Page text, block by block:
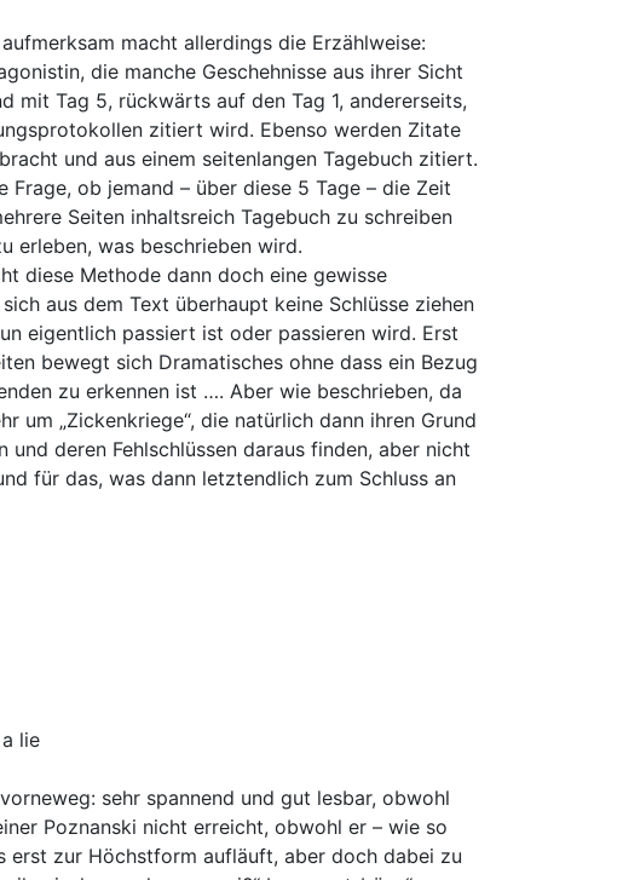
macht allerdings die Erzählweise:
die manche Geschehnisse aus ihrer Sicht
mit Tag 5, rückwärts auf den Tag 1, andererseits,
zitiert wird. Ebenso werden Zitate
und aus einem seitenlangen Tagebuch zitiert.
Frage, ob jemand – über diese 5 Tage – die Zeit
Seiten inhaltsreich Tagebuch zu schreiben
erleben, was beschrieben wird.
diese Methode dann doch eine gewisse
aus dem Text überhaupt keine Schlüsse ziehen
eigentlich passiert ist oder passieren wird. Erst
bewegt sich Dramatisches ohne dass ein Bezug
zu erkennen ist …. Aber wie beschrieben, da
um „Zickenkriege“, die natürlich dann ihren Grund
und deren Fehlschlüssen daraus finden, aber nicht
für das, was dann letztendlich zum Schluss an
lie
sehr spannend und gut lesbar, obwohl
Poznanski nicht erreicht, obwohl er – wie so
erst zur Höchstform aufläuft, aber doch dabei zu